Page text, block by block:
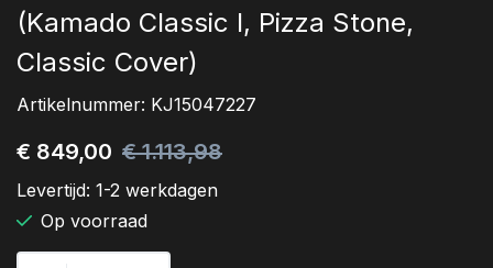
(Kamado Classic I, Pizza Stone,
Classic Cover)
Artikelnummer: KJ15047227
€ 849,00 € 1.113,98
Levertijd: 1-2 werkdagen
Op voorraad